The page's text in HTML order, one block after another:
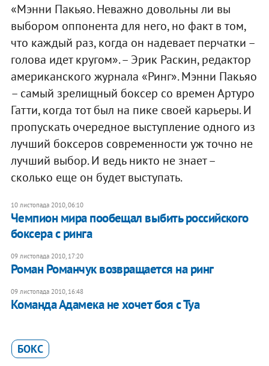
«Мэнни Пакьяо. Неважно довольны ли вы
выбором оппонента для него, но факт в том,
что каждый раз, когда он надевает перчатки –
голова идет кругом». – Эрик Раскин, редактор
американского журнала «Ринг». Мэнни Пакьяо
– самый зрелищный боксер со времен Артуро
Гатти, когда тот был на пике своей карьеры. И
пропускать очередное выступление одного из
лучший боксеров современности уж точно не
лучший выбор. И ведь никто не знает –
сколько еще он будет выступать.
10 листопада 2010, 06:10
Чемпион мира пообещал выбить российского
боксера с ринга
09 листопада 2010, 17:20
Роман Романчук возвращается на ринг
09 листопада 2010, 16:48
Команда Адамека не хочет боя с Туа
БОКС